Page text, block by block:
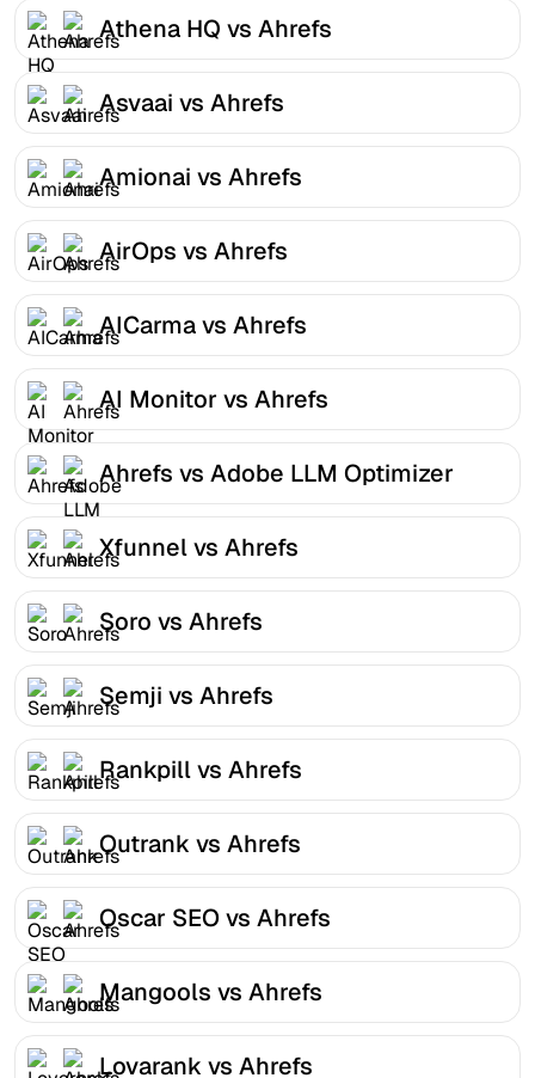
Athena HQ vs Ahrefs
Asvaai vs Ahrefs
Amionai vs Ahrefs
AirOps vs Ahrefs
AICarma vs Ahrefs
AI Monitor vs Ahrefs
Ahrefs vs Adobe LLM Optimizer
Xfunnel vs Ahrefs
Soro vs Ahrefs
Semji vs Ahrefs
Rankpill vs Ahrefs
Outrank vs Ahrefs
Oscar SEO vs Ahrefs
Mangools vs Ahrefs
Lovarank vs Ahrefs